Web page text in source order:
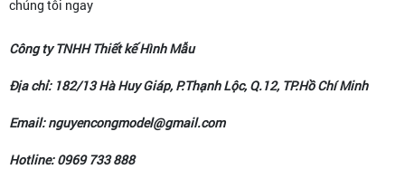
chúng tôi ngay
Công ty TNHH Thiết kế Hình Mẫu
Địa chỉ: 182/13 Hà Huy Giáp, P.Thạnh Lộc, Q.12, TP.Hồ Chí Minh
Email: nguyencongmodel@gmail.com
Hotline: 0969 733 888